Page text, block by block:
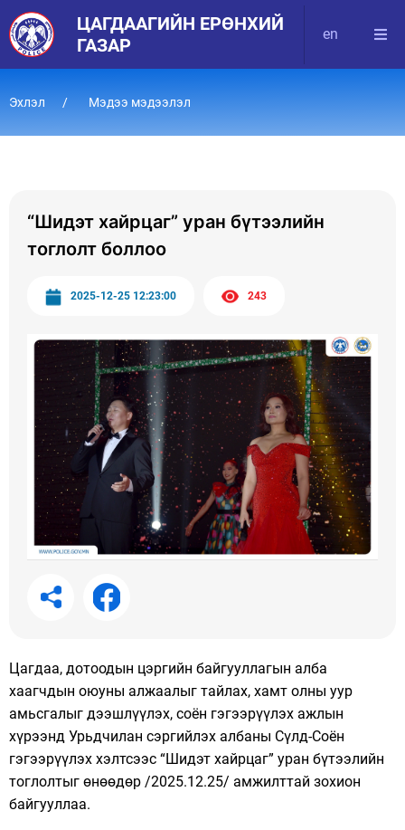
ЦАГДААГИЙН ЕРӨНХИЙ
ГАЗАР
en
Эхлэл Мэдээ мэдээлэл
“Шидэт хайрцаг” уран бүтээлийн
тоглолт боллоо
2025-12-25 12:23:00 243
Цагдаа, дотоодын цэргийн байгууллагын алба
хаагчдын оюуны алжаалыг тайлах, хамт олны уур
амьсгалыг дээшлүүлэх, соён гэгээрүүлэх ажлын
хүрээнд Урьдчилан сэргийлэх албаны Сүлд-Соён
гэгээрүүлэх хэлтсээс “Шидэт хайрцаг” уран бүтээлийн
тоглолтыг өнөөдөр /2025.12.25/ амжилттай зохион
байгууллаа.